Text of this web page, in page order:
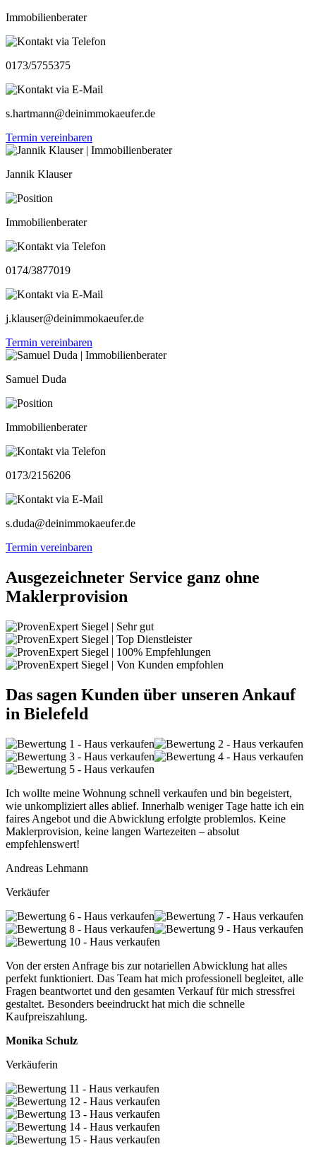
Immobilienberater
0173/5755375
s.hartmann@deinimmokaeufer.de
Termin vereinbaren
Jannik Klauser
Immobilienberater
0174/3877019
j.klauser@deinimmokaeufer.de
Termin vereinbaren
Samuel Duda
Immobilienberater
0173/2156206
s.duda@deinimmokaeufer.de
Termin vereinbaren
Ausgezeichneter Service ganz ohne
Maklerprovision
Das sagen Kunden über unseren Ankauf
in Bielefeld
Ich wollte meine Wohnung schnell verkaufen und bin begeistert,
wie unkompliziert alles ablief. Innerhalb weniger Tage hatte ich ein
faires Angebot und die Abwicklung erfolgte problemlos. Keine
Maklerprovision, keine langen Wartezeiten – absolut
empfehlenswert!
Andreas Lehmann
Verkäufer
Von der ersten Anfrage bis zur notariellen Abwicklung hat alles
perfekt funktioniert. Das Team hat mich professionell begleitet, alle
Fragen beantwortet und den gesamten Verkauf für mich stressfrei
gestaltet. Besonders beeindruckt hat mich die schnelle
Kaufpreiszahlung.
Monika Schulz
Verkäuferin